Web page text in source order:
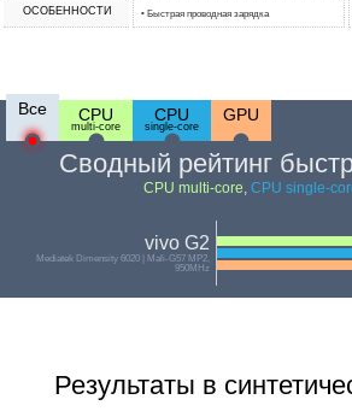
ОСОБЕННОСТИ • Быстрая проводная зарядка
Все CPU
multi-core
CPU
single-core
GPU
Сводный рейтинг
CPU multi-core, CPU single-
vivo G2
Mediatek Dimensity 6020 | Mali-G57 MP2,
950MHz
Результаты в